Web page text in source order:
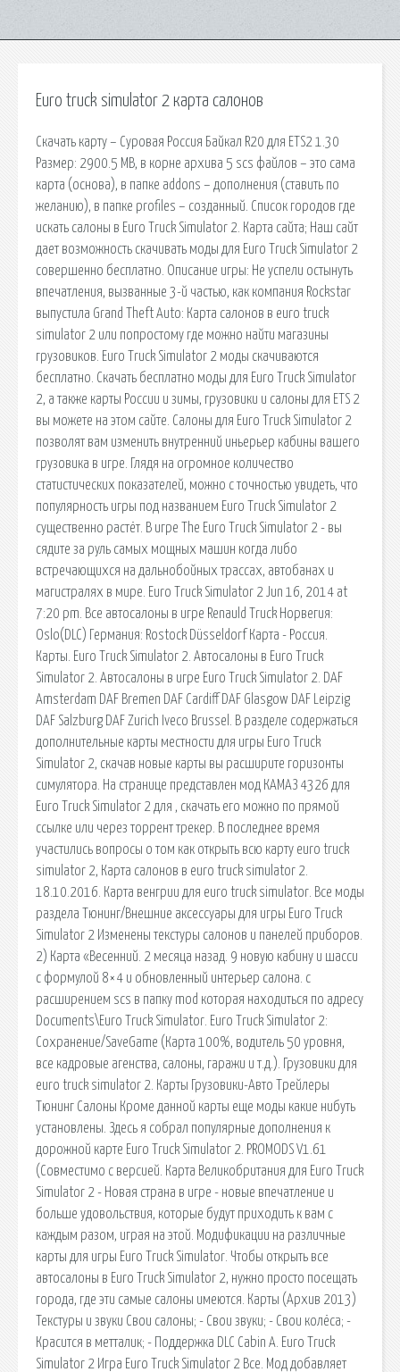
Euro truck simulator 2 карта салонов
Скачать карту – Суровая Россия Байкал R20 для ETS2 1.30
Размер: 2900.5 MB, в корне архива 5 scs файлов – это сама
карта (основа), в папке addons – дополнения (ставить по
желанию), в папке profiles – созданный. Список городов где
искать салоны в Euro Truck Simulator 2. Карта сайта; Наш сайт
дает возможность скачивать моды для Euro Truck Simulator 2
совершенно бесплатно. Описание игры: Не успели остынуть
впечатления, вызванные 3-й частью, как компания Rockstar
выпустила Grand Theft Auto: Карта салонов в euro truck
simulator 2 или попростому где можно найти магазины
грузовиков. Euro Truck Simulator 2 моды скачиваются
бесплатно. Скачать бесплатно моды для Euro Truck Simulator
2, а также карты России и зимы, грузовики и салоны для ETS 2
вы можете на этом сайте. Салоны для Euro Truck Simulator 2
позволят вам изменить внутренний иньерьер кабины вашего
грузовика в игре. Глядя на огромное количество
статистических показателей, можно с точностью увидеть, что
популярность игры под названием Euro Truck Simulator 2
существенно растёт. В игре The Euro Truck Simulator 2 - вы
сядите за руль самых мощных машин когда либо
встречающихся на дальнобойных трассах, автобанах и
магистралях в мире. Euro Truck Simulator 2 Jun 16, 2014 at
7:20 pm. Все автосалоны в игре Renauld Truck Норвегия:
Oslo(DLC) Германия: Rostock Düsseldorf Карта - Россия.
Карты. Euro Truck Simulator 2. Автосалоны в Euro Truck
Simulator 2. Автосалоны в игре Euro Truck Simulator 2. DAF
Amsterdam DAF Bremen DAF Cardiff DAF Glasgow DAF Leipzig
DAF Salzburg DAF Zurich Iveco Brussel. В разделе содержаться
дополнительные карты местности для игры Euro Truck
Simulator 2, скачав новые карты вы расширите горизонты
симулятора. На странице представлен мод КАМАЗ 4326 для
Euro Truck Simulator 2 для , скачать его можно по прямой
ссылке или через торрент трекер. В последнее время
участились вопросы о том как открыть всю карту euro truck
simulator 2, Карта салонов в euro truck simulator 2.
18.10.2016. Карта венгрии для euro truck simulator. Все моды
раздела Тюнинг/Внешние аксессуары для игры Euro Truck
Simulator 2 Изменены текстуры салонов и панелей приборов.
2) Карта «Весенний. 2 месяца назад. 9 новую кабину и шасси
с формулой 8×4 и обновленный интерьер салона. с
расширением scs в папку mod которая находиться по адресу
Documents\Euro Truck Simulator. Euro Truck Simulator 2:
Сохранение/SaveGame (Карта 100%, водитель 50 уровня,
все кадровые агенства, салоны, гаражи и т.д.). Грузовики для
euro truck simulator 2. Карты Грузовики-Авто Трейлеры
Тюнинг Салоны Кроме данной карты еще моды какие нибуть
установлены. Здесь я собрал популярные дополнения к
дорожной карте Euro Truck Simulator 2. PROMODS V1.61
(Совместимо с версией. Карта Великобритания для Euro Truck
Simulator 2 - Новая страна в игре - новые впечатление и
больше удовольствия, которые будут приходить к вам с
каждым разом, играя на этой. Модификации на различные
карты для игры Euro Truck Simulator. Чтобы открыть все
автосалоны в Euro Truck Simulator 2, нужно просто посещать
города, где эти самые салоны имеются. Карты (Архив 2013)
Текстуры и звуки Свои салоны; - Свои звуки; - Свои колёса; -
Красится в метталик; - Поддержка DLC Cabin A. Euro Truck
Simulator 2 Игра Euro Truck Simulator 2 Все. Мод добавляет